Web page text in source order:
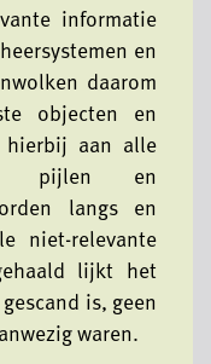
informatie
en
daarom
objecten en
hierbij aan alle
pijlen en
langs en
niet-relevante
lijkt het
is, geen
waren.